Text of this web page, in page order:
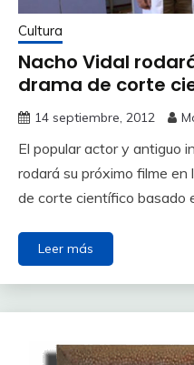
Cultura
Nacho Vidal
drama de corte
14 septiembre, 2012
El popular actor y antiguo
rodará su próximo filme en
de corte científico basado
Leer más